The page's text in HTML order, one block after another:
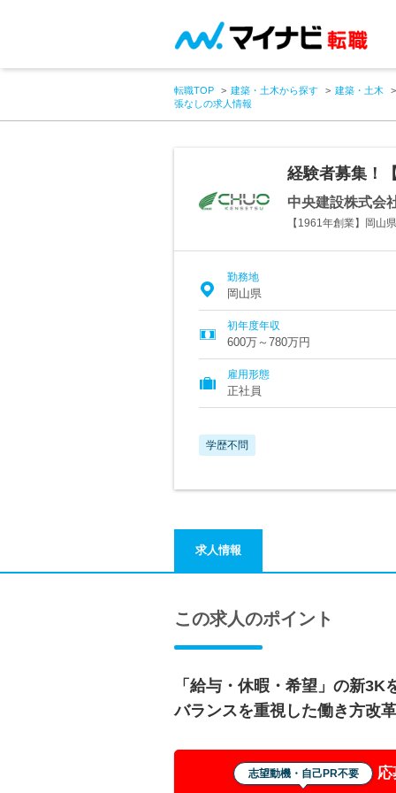
転職TOP 建築・土木から探す
建築・土木
張なしの求人情報
経験者募集！
中央建設株式会
【1961年創業】岡山
勤務地
岡山県
初年度年収
600万～780万円
雇用形態
正社員
学歴不問
求人情報
この求人のポイント
「給与・休暇・希望」の新3K
バランスを重視した働き方改
志望動機・自己PR不要